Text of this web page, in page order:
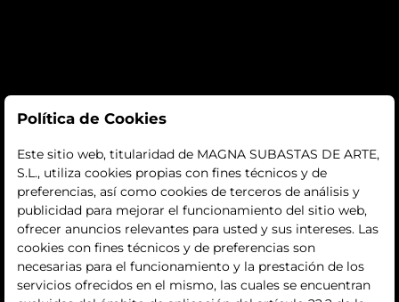
Subastas
subastas
histórico
La empresa
quiénes somos
contacto
Política de Cookies
Este sitio web, titularidad de MAGNA SUBASTAS DE ARTE,
S.L., utiliza cookies propias con fines técnicos y de
preferencias, así como cookies de terceros de análisis y
publicidad para mejorar el funcionamiento del sitio web,
ofrecer anuncios relevantes para usted y sus intereses. Las
cookies con fines técnicos y de preferencias son
necesarias para el funcionamiento y la prestación de los
servicios ofrecidos en el mismo, las cuales se encuentran